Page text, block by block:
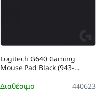
Διαθέσιμο 440623
Logitech G640 Gaming
Mouse Pad Black (943-
000799)